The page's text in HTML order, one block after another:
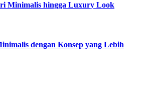
Minimalis hingga Luxury Look
dengan Konsep yang Lebih